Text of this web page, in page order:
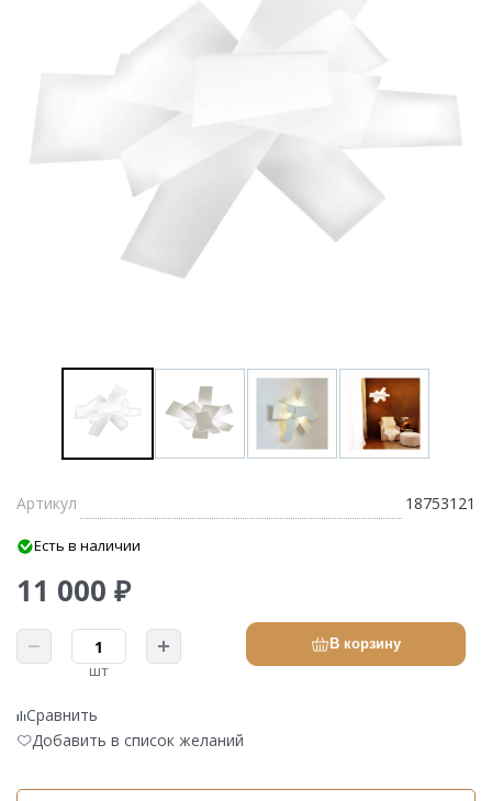
Артикул 18753121
Есть в наличии
11 000 ₽
шт
В корзину
Сравнить
Добавить в список желаний